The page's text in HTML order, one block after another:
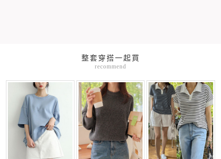
整套穿搭一起買
recommend